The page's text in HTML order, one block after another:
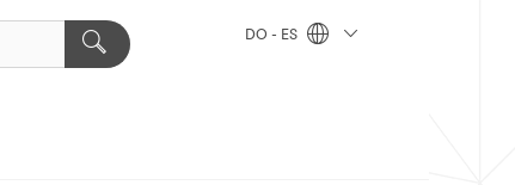
DO - ES